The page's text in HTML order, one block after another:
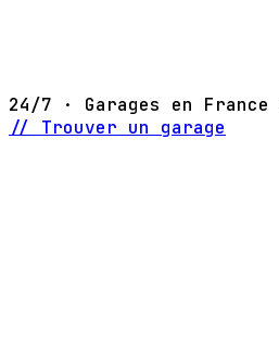
24/7 · Garages en France
// Trouver un garage